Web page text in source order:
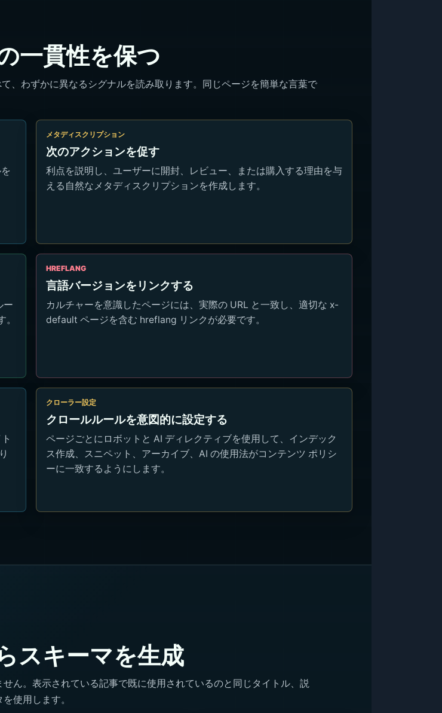
一貫性を保つ
、わずかに異なるシグナルを読み取ります。同じページを簡単な言葉で
メタディスクリプション
次のアクションを促す
利点を説明し、ユーザーに開封、レビュー、または購入する理由を与
える自然なメタディスクリプションを作成します。
ー
HREFLANG
言語バージョンをリンクする
カルチャーを意識したページには、実際の URL と一致し、適切な x-
default ページを含む hreflang リンクが必要です。
クローラー設定
クロールルールを意図的に設定する
ページごとにロボットと AI ディレクティブを使用して、インデック
ス作成、スニペット、アーカイブ、AI の使用法がコンテンツ ポリシ
ーに一致するようにします。
スキーマを生成
ん。表示されている記事で既に使用されているのと同じタイトル、説
使用します。